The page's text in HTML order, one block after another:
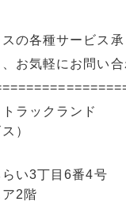
の各種サービス承
お気軽にお問い合
ラックランド
）
い3丁目6番4号
2階